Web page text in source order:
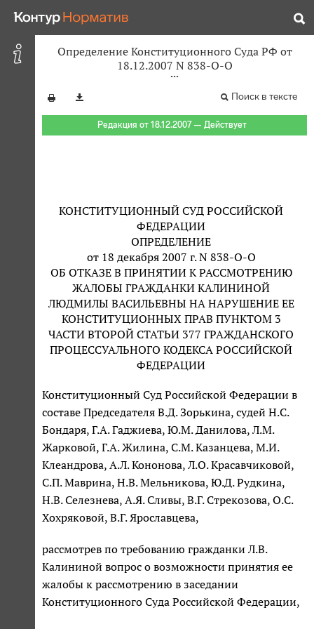
Определение Конституционного Суда РФ от
18.12.2007 N 838-О-О
Поиск в тексте
Редакция от 18.12.2007 — Действует
КОНСТИТУЦИОННЫЙ СУД РОССИЙСКОЙ
ФЕДЕРАЦИИ
ОПРЕДЕЛЕНИЕ
от 18 декабря 2007 г. N 838-О-О
ОБ ОТКАЗЕ В ПРИНЯТИИ К РАССМОТРЕНИЮ
ЖАЛОБЫ ГРАЖДАНКИ КАЛИНИНОЙ
ЛЮДМИЛЫ ВАСИЛЬЕВНЫ НА НАРУШЕНИЕ ЕЕ
КОНСТИТУЦИОННЫХ ПРАВ ПУНКТОМ 3
ЧАСТИ ВТОРОЙ СТАТЬИ 377 ГРАЖДАНСКОГО
ПРОЦЕССУАЛЬНОГО КОДЕКСА РОССИЙСКОЙ
ФЕДЕРАЦИИ
Конституционный Суд Российской Федерации в
составе Председателя В.Д. Зорькина, судей Н.С.
Бондаря, Г.А. Гаджиева, Ю.М. Данилова, Л.М.
Жарковой, Г.А. Жилина, С.М. Казанцева, М.И.
Клеандрова, А.Л. Кононова, Л.О. Красавчиковой,
С.П. Маврина, Н.В. Мельникова, Ю.Д. Рудкина,
Н.В. Селезнева, А.Я. Сливы, В.Г. Стрекозова, О.С.
Хохряковой, В.Г. Ярославцева,
рассмотрев по требованию гражданки Л.В.
Калининой вопрос о возможности принятия ее
жалобы к рассмотрению в заседании
Конституционного Суда Российской Федерации,